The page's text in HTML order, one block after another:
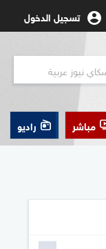
تسجيل الدخول
مباشر راديو